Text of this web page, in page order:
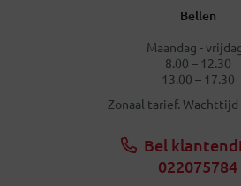
Bellen
Maandag -
8.00 – 12.30
13.00 – 17.30
Zonaal tarief.
Bel
022075784